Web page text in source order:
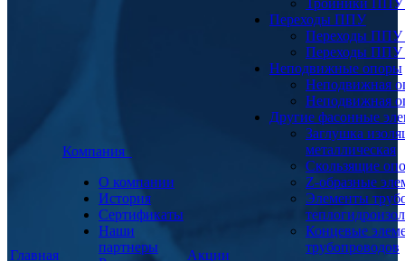
Главная
Компания
О компании
История
Сертификаты
Наши
партнеры
Акции
Тройники
Переходы ППУ
Переходы
Переходы
Неподвижные опоры
Неподвижная
Неподвижная
Другие фасонные
Заглушка
металлическая
Скользящие
Z-образные
Элементы
Концевые
трубопроводов